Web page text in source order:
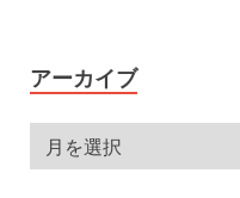
アーカイブ